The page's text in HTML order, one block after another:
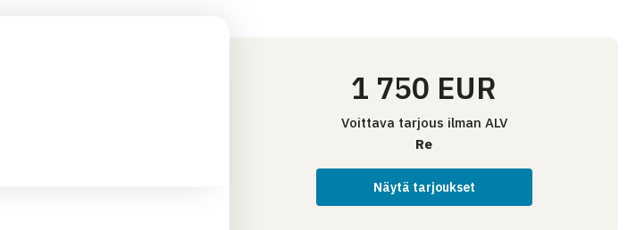
1 750 EUR
Voittava tarjous ilman ALV
Re
Näytä tarjoukset